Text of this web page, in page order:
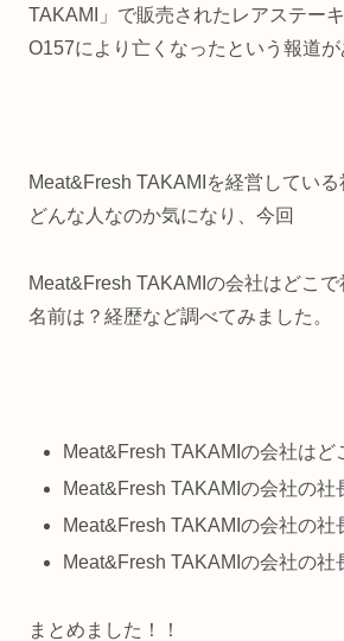
TAKAMI」で販売されたレアステー
O157により亡くなったという報道が
Meat&Fresh TAKAMIを経営している
どんな人なのか気になり、今回
Meat&Fresh TAKAMIの会社はどこで
名前は？経歴など調べてみました。
Meat&Fresh TAKAMIの会社はど
Meat&Fresh TAKAMIの会社の社
Meat&Fresh TAKAMIの会社の社
Meat&Fresh TAKAMIの会社の社
まとめました！！